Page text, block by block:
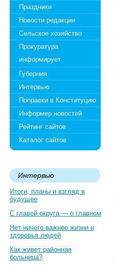
Праздники
Новости редакции
Сельское хозяйство
Прокуратура
информирует
Губерния
Интервью
Поправки в Конституцию
Информер новостей
Рейтинг сайтов
Каталог сайтов
Интервью
Итоги, планы и взгляд в
будущее
С главой округа — о главном
Нет ничего важнее жизни и
здоровья людей
Как живет районная
больница?